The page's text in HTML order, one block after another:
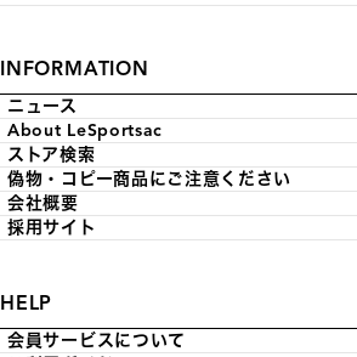
INFORMATION
ニュース
About LeSportsac
ストア検索
偽物・コピー商品にご注意ください
会社概要
採用サイト
HELP
会員サービスについて